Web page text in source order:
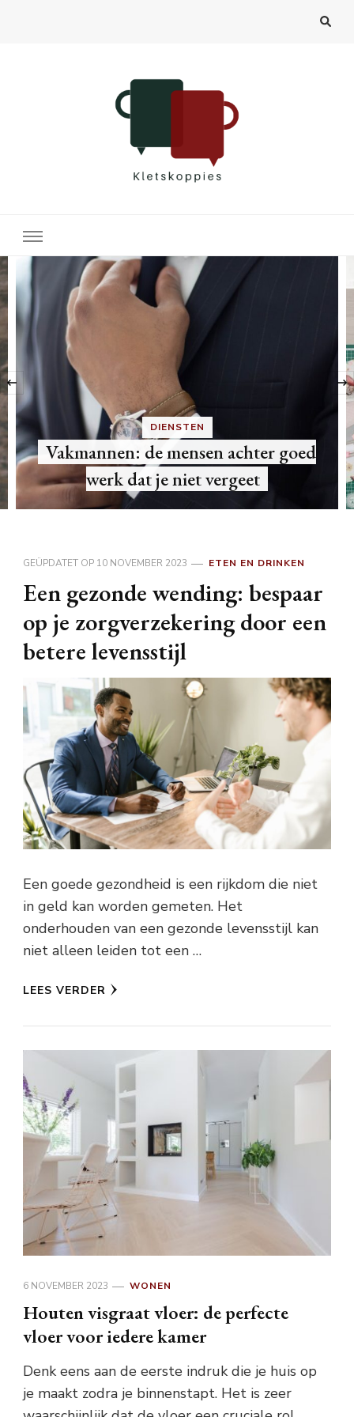
DIENSTEN
Vakmannen: de mensen achter goed
werk dat je niet vergeet
GEÜPDATET OP 10 NOVEMBER 2023 ETEN EN DRINKEN
Een gezonde wending: bespaar
op je zorgverzekering door een
betere levensstijl
Een goede gezondheid is een rijkdom die niet
in geld kan worden gemeten. Het
onderhouden van een gezonde levensstijl kan
niet alleen leiden tot een …
LEES VERDER
6 NOVEMBER 2023 WONEN
Houten visgraat vloer: de perfecte
vloer voor iedere kamer
Denk eens aan de eerste indruk die je huis op
je maakt zodra je binnenstapt. Het is zeer